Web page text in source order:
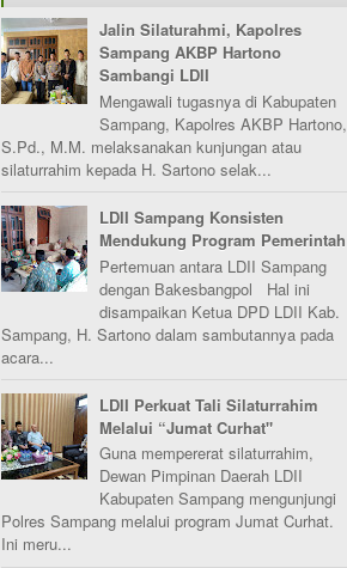
Jalin Silaturahmi, Kapolres
Sampang AKBP Hartono
Sambangi LDII
Mengawali tugasnya di Kabupaten
Sampang, Kapolres AKBP Hartono,
S.Pd., M.M. melaksanakan kunjungan atau
silaturrahim kepada H. Sartono selak...
LDII Sampang Konsisten
Mendukung Program Pemerintah
Pertemuan antara LDII Sampang
dengan Bakesbangpol Hal ini
disampaikan Ketua DPD LDII Kab.
Sampang, H. Sartono dalam sambutannya pada
acara...
LDII Perkuat Tali Silaturrahim
Melalui “Jumat Curhat"
Guna mempererat silaturrahim,
Dewan Pimpinan Daerah LDII
Kabupaten Sampang mengunjungi
Polres Sampang melalui program Jumat Curhat.
Ini meru...